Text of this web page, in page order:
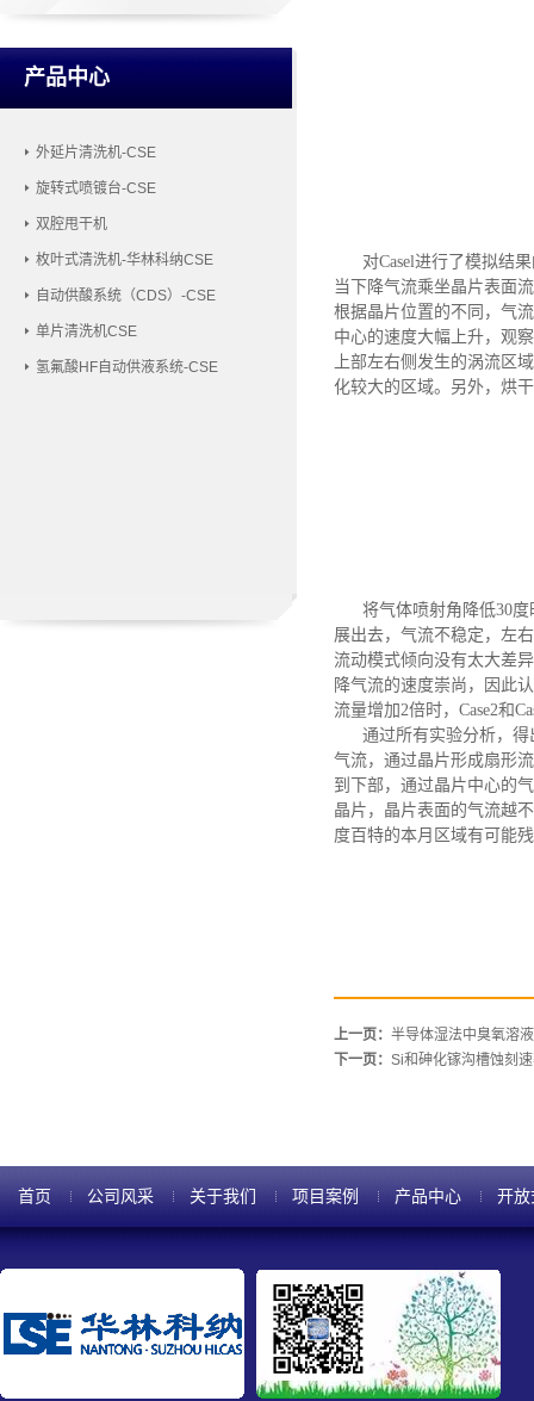
产品中心
外延片清洗机-CSE
旋转式喷镀台-CSE
双腔甩干机
枚叶式清洗机-华林科纳CSE
自动供酸系统（CDS）-CSE
单片清洗机CSE
氢氟酸HF自动供液系统-CSE
对Casel进行了模拟结
当下降气流乘坐晶片表面
根据晶片位置的不同，气
中心的速度大幅上升，观
上部左右侧发生的涡流区
化较大的区域。 另外，烘
将气体喷射角降低30
展出去，气流不稳定，左
流动模式倾向没有太大差
降气流的速度崇尚，因此
流量增加2倍时，Case2和
通过所有实验分析，得
气流，通过晶片形成扇形
到下部，通过晶片中心的
晶片，晶片表面的气流越
度百特的本月区域有可能
上一页： 半导体湿法中臭氧溶
下一页： Si和砷化镓沟槽蚀刻
首页 公司风采 关于我们 项目案例 产品中心 开放